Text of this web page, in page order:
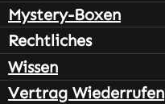
Mystery-Boxen
Rechtliches
Wissen
Vertrag Wiederrufen